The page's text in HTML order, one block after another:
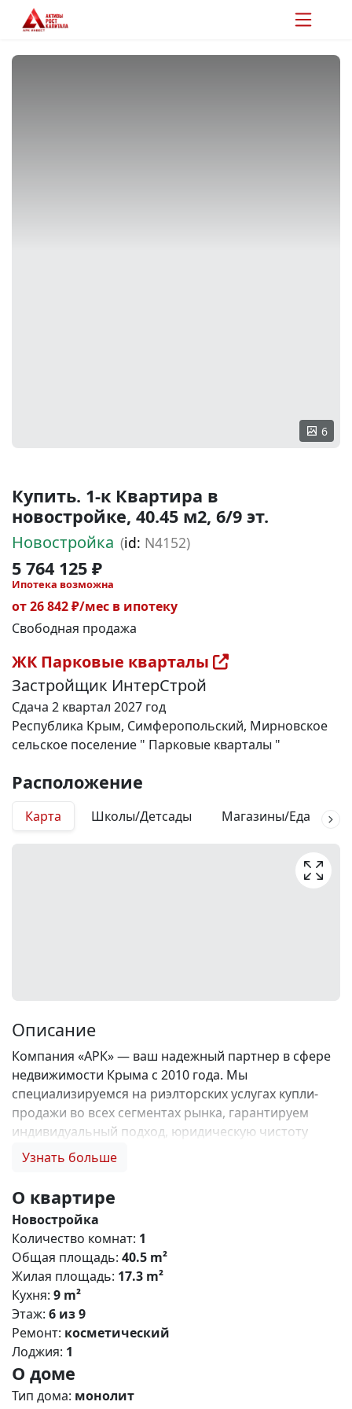
6
Купить. 1-к Квартира в
новостройке, 40.45 м2, 6/9 эт.
Новостройка (id: N4152)
5 764 125 ₽
Ипотека возможна
от 26 842 ₽/мес в ипотеку
Свободная продажа
ЖК Парковые кварталы
Застройщик ИнтерСтрой
Сдача 2 квартал 2027 год
Республика Крым, Симферопольский, Мирновское
сельское поселение " Парковые кварталы "
Расположение
Карта Школы/Детсады Магазины/Еда
Описание
Компания «АРК» — ваш надежный партнер в сфере
недвижимости Крыма с 2010 года. Мы
специализируемся на риэлторских услугах купли-
продажи во всех сегментах рынка, гарантируем
индивидуальный подход, юридическую чистоту
объектов и безопасность сделок. Самое ценное для
комиссии и оформление ипотеки бесплатно; 2.
Покупку недвижимости по цене застройщика +
акции, бонусы, подарки; 3. Экспертное мнение о
каждом застройщике. Ваши интересы — наш
приоритет! 4. Профессиональную поддержку на всех
этапах сделки до получения ключей; 5. Фейерверк
подарков🎁 🎁 🎁! Купи с нами и выбери свой
ПОДАРОК! ЖК «Парковые кварталы» - это ваш
безусловный комфорт в активно развивающемся
районе Симферополя! Жилищный комплекс
сочетает в себе строгие формы, лаконичный дизайн
,прекрасно развитую инфраструктуру и уникальные
Узнать больше
О квартире
Новостройка
Количество комнат: 1
Общая площадь: 40.5 m²
Жилая площадь: 17.3 m²
Кухня: 9 m²
Этаж: 6 из 9
Ремонт: косметический
Лоджия: 1
О доме
Тип дома: монолит